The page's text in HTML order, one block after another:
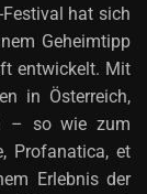
hat sich
Geheimtipp
entwickelt. Mit
in Österreich,
– so wie zum
Profanatica, et
Erlebnis der